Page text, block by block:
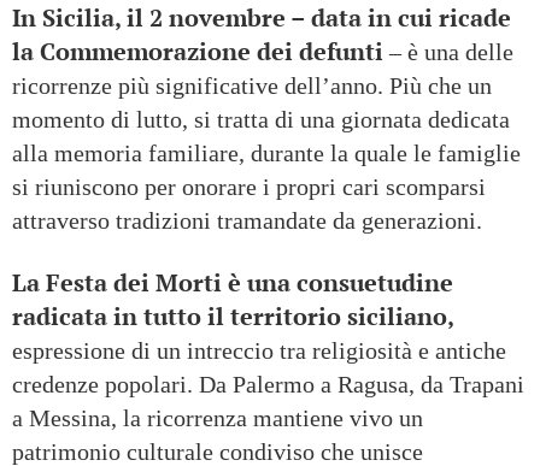
In Sicilia, il 2 novembre – data in cui ricade
la Commemorazione dei defunti– è una delle
ricorrenze più significative dell’anno. Più che un
momento di lutto, si tratta di una giornata dedicata
alla memoria familiare, durante la quale le famiglie
si riuniscono per onorare i propri cari scomparsi
attraverso tradizioni tramandate da generazioni.
La Festa dei Morti è una consuetudine
radicata in tutto il territorio siciliano,
espressione di un intreccio tra religiosità e antiche
credenze popolari. Da Palermo a Ragusa, da Trapani
a Messina, la ricorrenza mantiene vivo un
patrimonio culturale condiviso che unisce